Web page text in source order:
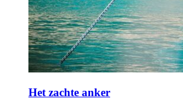
Het zachte anker